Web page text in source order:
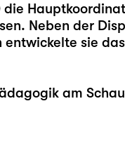
Neben der
entwickelte sie das
am